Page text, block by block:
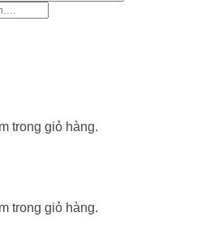
trong giỏ hàng.
trong giỏ hàng.